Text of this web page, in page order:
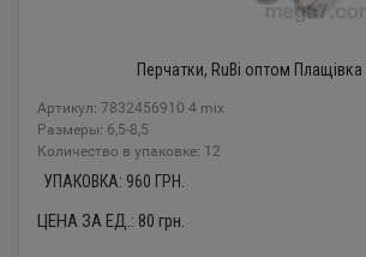
Перчатки, RuBi оптом Плащівка
Артикул: 7832456910 4 mix
Размеры: 6,5-8,5
Количество в упаковке: 12
УПАКОВКА: 960 ГРН.
ЦЕНА ЗА ЕД.: 80 грн.